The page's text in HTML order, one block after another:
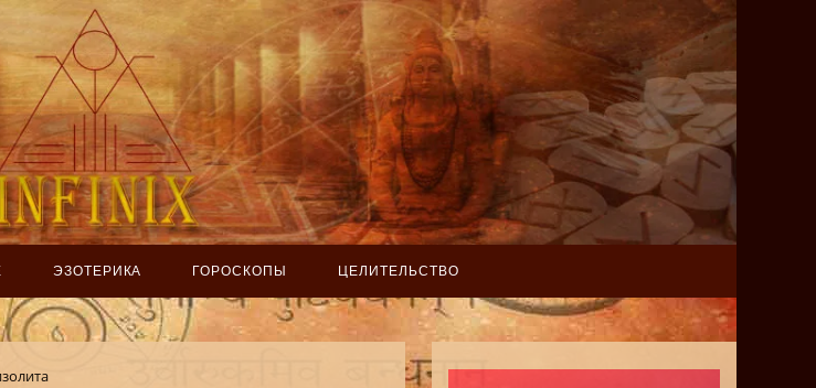
ЭЗОТЕРИКА ГОРОСКОПЫ ЦЕЛИТЕЛЬСТВО